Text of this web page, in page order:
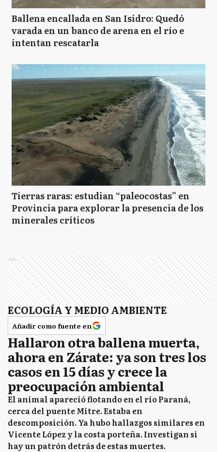
Ballena encallada en San Isidro: Quedó
varada en un banco de arena en el río e
intentan rescatarla
Tierras raras: estudian “paleocostas” en
Provincia para explorar la presencia de los
minerales críticos
Ads
ECOLOGÍA Y MEDIO AMBIENTE
Añadir como fuente en
Hallaron otra ballena muerta,
ahora en Zárate: ya son tres los
casos en 15 días y crece la
preocupación ambiental
El animal apareció flotando en el río Paraná,
cerca del puente Mitre. Estaba en
descomposición. Ya hubo hallazgos similares en
Vicente López y la costa porteña. Investigan si
hay un patrón detrás de estas muertes.